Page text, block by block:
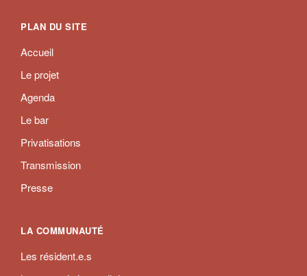
PLAN DU SITE
Accueil
Le projet
Agenda
Le bar
Privatisations
Transmission
Presse
LA COMMUNAUTÉ
Les résident.e.s